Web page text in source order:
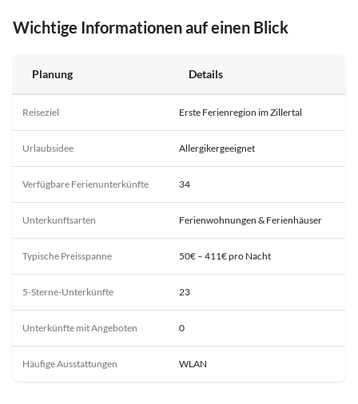
Wichtige Informationen auf einen Blick
Planung Details
Reiseziel Erste Ferienregion im Zillertal
Urlaubsidee Allergikergeeignet
Verfügbare Ferienunterkünfte 34
Unterkunftsarten Ferienwohnungen & Ferienhäuser
Typische Preisspanne 50€ – 411€ pro Nacht
5-Sterne-Unterkünfte 23
Unterkünfte mit Angeboten 0
Häufige Ausstattungen WLAN